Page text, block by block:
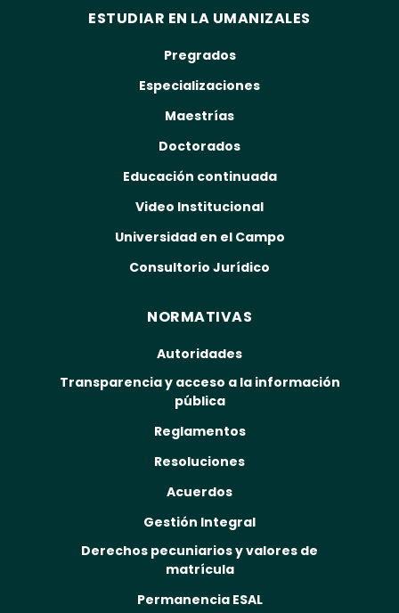
ESTUDIAR EN LA UMANIZALES
Pregrados
Especializaciones
Maestrías
Doctorados
Educación continuada
Video Institucional
Universidad en el Campo
Consultorio Jurídico
NORMATIVAS
Autoridades
Transparencia y acceso a la información
pública
Reglamentos
Resoluciones
Acuerdos
Gestión Integral
Derechos pecuniarios y valores de
matrícula
Permanencia ESAL